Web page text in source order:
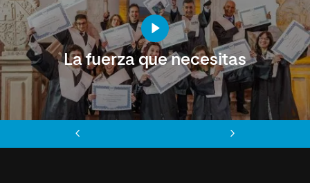
La fuerza que necesitas